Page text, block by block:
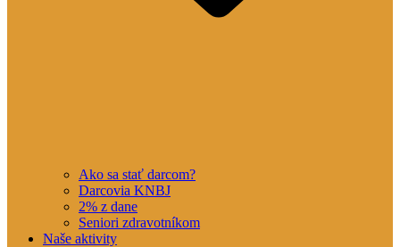
Ako sa stať darcom?
Darcovia KNBJ
2% z dane
Seniori zdravotníkom
Naše aktivity